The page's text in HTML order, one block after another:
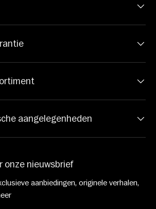
aangelegenheden
onze nieuwsbrief
aanbiedingen, originele verhalen,